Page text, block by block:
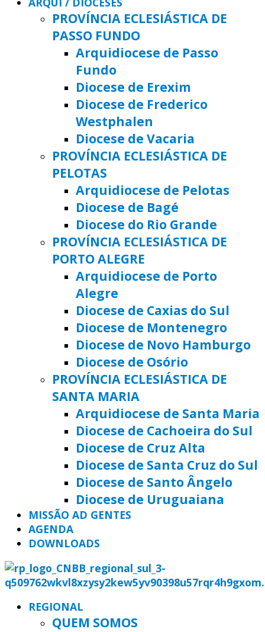
PROVÍNCIA ECLESIÁSTICA DE
PASSO FUNDO
Arquidiocese de Passo
Fundo
Diocese de Erexim
Diocese de Frederico
Westphalen
Diocese de Vacaria
PROVÍNCIA ECLESIÁSTICA DE
PELOTAS
Arquidiocese de Pelotas
Diocese de Bagé
Diocese do Rio Grande
PROVÍNCIA ECLESIÁSTICA DE
PORTO ALEGRE
Arquidiocese de Porto
Alegre
Diocese de Caxias do Sul
Diocese de Montenegro
Diocese de Novo Hamburgo
Diocese de Osório
PROVÍNCIA ECLESIÁSTICA DE
SANTA MARIA
Arquidiocese de Santa Maria
Diocese de Cachoeira do Sul
Diocese de Cruz Alta
Diocese de Santa Cruz do Sul
Diocese de Santo Ângelo
Diocese de Uruguaiana
MISSÃO AD GENTES
AGENDA
DOWNLOADS
REGIONAL
QUEM SOMOS